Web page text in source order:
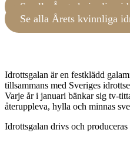
Se alla Årets kvinnliga
Se alla Årets kvinnliga
Idrottsgalan är en festklädd
tillsammans med Sveriges
Varje år i januari bänkar sig tv-
återuppleva, hylla och minnas
Idrottsgalan drivs och produceras